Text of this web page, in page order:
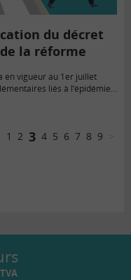
du décret
la réforme
en vigueur au 1er juillet
liés à l’épidémie
1 2 3 4 5 6 7 8 9